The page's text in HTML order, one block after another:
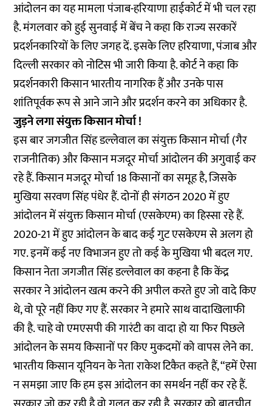
आंदोलन का यह मामला पंजाब-हरियाणा हाईकोर्ट में भी चल रहा
है. मंगलवार को हुई सुनवाई में बेंच ने कहा कि राज्य सरकारें
प्रदर्शनकारियों के लिए जगह दें. इसके लिए हरियाणा, पंजाब और
दिल्ली सरकार को नोटिस भी जारी किया है. कोर्ट ने कहा कि
प्रदर्शनकारी किसान भारतीय नागरिक हैं और उनके पास
शांतिपूर्वक रूप से आने जाने और प्रदर्शन करने का अधिकार है.
जुड़ने लगा संयुक्त किसान मोर्चा !
इस बार जगजीत सिंह डल्लेवाल का संयुक्त किसान मोर्चा (गैर
राजनीतिक) और किसान मजदूर मोर्चा आंदोलन की अगुवाई कर
रहे हैं. किसान मजदूर मोर्चा 18 किसानों का समूह है, जिसके
मुखिया सरवण सिंह पंधेर हैं. दोनों ही संगठन 2020 में हुए
आंदोलन में संयुक्त किसान मोर्चा (एसकेएम) का हिस्सा रहे हैं.
2020-21 में हुए आंदोलन के बाद कई गुट एसकेएम से अलग हो
गए. इनमें कई नए विभाजन हुए तो कई के मुखिया भी बदल गए.
किसान नेता जगजीत सिंह डल्लेवाल का कहना है कि केंद्र
सरकार ने आंदोलन खत्म करने की अपील करते हुए जो वादे किए
थे, वो पूरे नहीं किए गए हैं. सरकार ने हमारे साथ वादाखिलाफी
की है. चाहे वो एमएसपी की गारंटी का वादा हो या फिर पिछले
आंदोलन के समय किसानों पर किए मुकदमों को वापस लेने का.
भारतीय किसान यूनियन के नेता राकेश टिकैत कहते हैं, “हमें ऐसा
न समझा जाए कि हम इस आंदोलन का समर्थन नहीं कर रहे हैं.